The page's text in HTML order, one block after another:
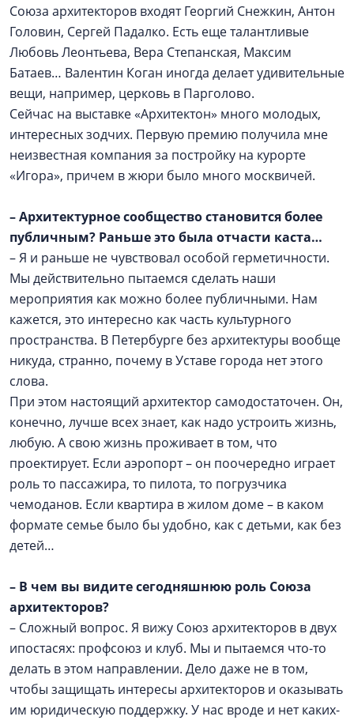
Союза архитекторов входят Георгий Снежкин, Антон
Головин, Сергей Падалко. Есть еще талантливые
Любовь Леонтьева, Вера Степанская, Максим
Батаев… Валентин Коган иногда делает удивительные
вещи, например, церковь в Парголово.
Сейчас на выставке «Архитектон» много молодых,
интересных зодчих. Первую премию получила мне
неизвестная компания за постройку на курорте
«Игора», причем в жюри было много москвичей.
–Архитектурное сообщество становится более
публичным? Раньше это была отчасти каста…
– Я и раньше не чувствовал особой герметичности.
Мы действительно пытаемся сделать наши
мероприятия как можно более публичными. Нам
кажется, это интересно как часть культурного
пространства. В Петербурге без архитектуры вообще
никуда, странно, почему в Уставе города нет этого
слова.
При этом настоящий архитектор самодостаточен. Он,
конечно, лучше всех знает, как надо устроить жизнь,
любую. А свою жизнь проживает в том, что
проектирует. Если аэропорт – он поочередно играет
роль то пассажира, то пилота, то погрузчика
чемоданов. Если квартира в жилом доме – в каком
формате семье было бы удобно, как с детьми, как без
детей…
– В чем вы видите сегодняшнюю роль Союза
архитекторов?
– Сложный вопрос. Я вижу Союз архитекторов в двух
ипостасях: профсоюз и клуб. Мы и пытаемся что-то
делать в этом направлении. Дело даже не в том,
чтобы защищать интересы архитекторов и оказывать
им юридическую поддержку. У нас вроде и нет каких-